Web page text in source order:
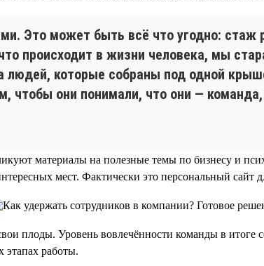
Это может быть всё что угодно:
происходит в жизни человека, мы
людей, которые собраны под одной
чтобы они понимали, что они —
материалы на полезные темы по бизнесу и
мест. Фактически это персональный сайт
плоды. Уровень вовлечённости команды в
этапах работы.